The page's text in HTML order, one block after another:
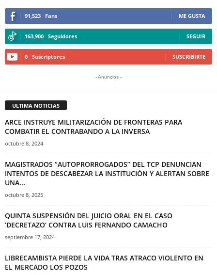
91,523 Fans ME GUSTA
163,900 Seguidores SEGUIR
0 Suscriptores SUSCRIBIRTE
- Anuncios -
ULTIMA NOTICIAS
ARCE INSTRUYE MILITARIZACIÓN DE FRONTERAS PARA
COMBATIR EL CONTRABANDO A LA INVERSA
octubre 8, 2024
MAGISTRADOS “AUTOPRORROGADOS” DEL TCP DENUNCIAN
INTENTOS DE DESCABEZAR LA INSTITUCIÓN Y ALERTAN SOBRE
UNA...
octubre 8, 2025
QUINTA SUSPENSIÓN DEL JUICIO ORAL EN EL CASO
‘DECRETAZO’ CONTRA LUIS FERNANDO CAMACHO
septiembre 17, 2024
LIBRECAMBISTA PIERDE LA VIDA TRAS ATRACO VIOLENTO EN
EL MERCADO LOS POZOS